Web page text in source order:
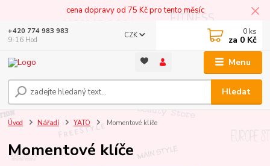
cena dopravy od 75 Kč pro tento měsíc
Menu
CZK
Hledat
+420 774 983 983
9-16 Hod
0 ks
za 0 Kč
Úvod Nářadí YATO Momentové klíče
Momentové klíče